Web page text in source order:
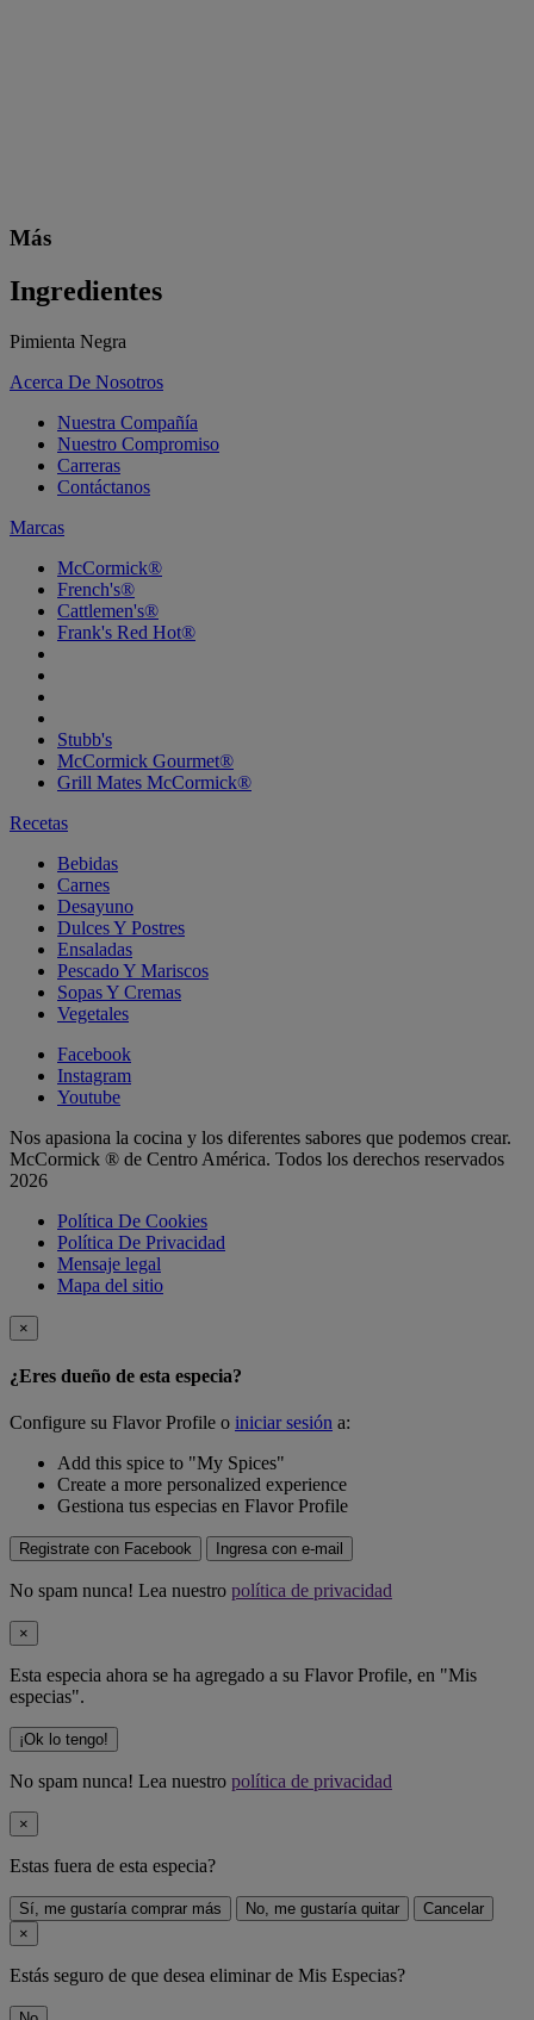
Más
Ingredientes
Pimienta Negra
Acerca De Nosotros
Nuestra Compañía
Nuestro Compromiso
Carreras
Contáctanos
Marcas
McCormick®
French's®
Cattlemen's®
Frank's Red Hot®
Stubb's
McCormick Gourmet®
Grill Mates McCormick®
Recetas
Bebidas
Carnes
Desayuno
Dulces Y Postres
Ensaladas
Pescado Y Mariscos
Sopas Y Cremas
Vegetales
Facebook
Instagram
Youtube
Nos apasiona la cocina y los diferentes sabores que podemos crear.
McCormick ® de Centro América. Todos los derechos reservados
2026
Política De Cookies
Política De Privacidad
Mensaje legal
Mapa del sitio
×
¿Eres dueño de esta especia?
Configure su Flavor Profile o iniciar sesión a:
Add this spice to "My Spices"
Create a more personalized experience
Gestiona tus especias en Flavor Profile
Registrate con Facebook Ingresa con e-mail
No spam nunca! Lea nuestro política de privacidad
×
Esta especia ahora se ha agregado a su Flavor Profile, en "Mis
especias".
¡Ok lo tengo!
No spam nunca! Lea nuestro política de privacidad
×
Estas fuera de esta especia?
Sí, me gustaría comprar más No, me gustaría quitar
Cancelar
×
Estás seguro de que desea eliminarde Mis Especias?